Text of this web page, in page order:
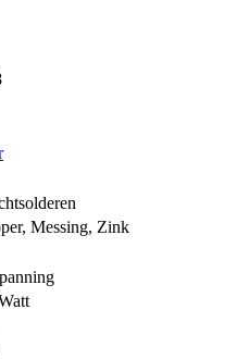
, Messing, Zink